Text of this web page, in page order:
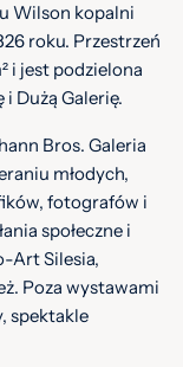
Wilson kopalni
roku. Przestrzeń
i jest podzielona
i Dużą Galerię.
Bros. Galeria
młodych,
fotografów i
społeczne i
Art Silesia,
Poza wystawami
spektakle